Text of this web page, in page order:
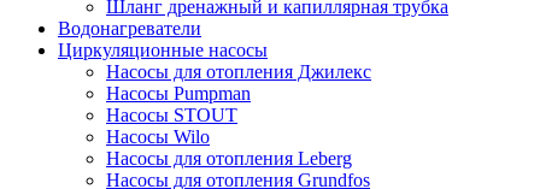
Шланг дренажный и капиллярная трубка
Водонагреватели
Циркуляционные насосы
Насосы для отопления Джилекс
Насосы Pumpman
Насосы STOUT
Насосы Wilo
Насосы для отопления Leberg
Насосы для отопления Grundfos